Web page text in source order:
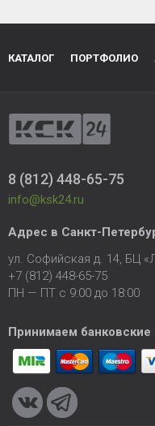
КАТАЛОГ ПОРТФОЛИО
8 (812) 448-65-75
info@ksk24.ru
Адрес в Санкт-
ул. Софийская д. 14, БЦ
+7 (812) 448-65-75
ПН — ПТ с 9:00 до 18:00
Принимаем банковские